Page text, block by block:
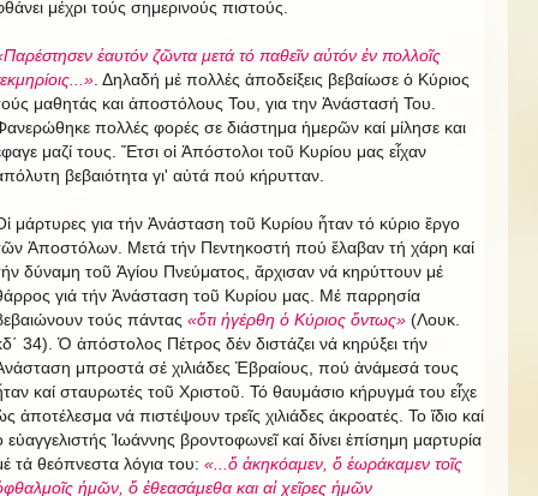
μέχρι τούς σημερινούς πιστούς.
ἑαυτόν ζῶντα μετά τό παθεῖν αὐτόν ἐν πολλοῖς
. Δηλαδή μέ πολλές ἀποδείξεις βεβαίωσε ὁ Κύριος
μαθητάς και ἀποστόλους Του, για την Ἀνάστασή Του.
πολλές φορές σε διάστημα ἡμερῶν καί μίλησε και
μαζί τους. Ἔτσι οἱ Ἀπόστολοι τοῦ Κυρίου μας εἶχαν
βεβαιότητα γι' αὐτά πού κήρυτταν.
μάρτυρες για τήν Ἀνάσταση τοῦ Κυρίου ἦταν τό κύριο ἔργο
Ἀποστόλων. Μετά τήν Πεντηκοστή πού ἔλαβαν τή χάρη καί
δύναμη τοῦ Ἁγίου Πνεύματος, ἄρχισαν νά κηρύττουν μέ
γιά τήν Ἀνάσταση τοῦ Κυρίου μας. Μέ παρρησία
τούς πάντας «ὅτι ἠγέρθη ὁ Κύριος ὄντως» (Λουκ.
34). Ὁ ἀπόστολος Πέτρος δέν διστάζει νά κηρύξει τήν
μπροστά σέ χιλιάδες Ἑβραίους, πού ἀνάμεσά τους
καί σταυρωτές τοῦ Χριστοῦ. Τό θαυμάσιο κήρυγμά του εἶχε
ἀποτέλεσμα νά πιστέψουν τρεῖς χιλιάδες ἀκροατές. Το ἴδιο καί
εὐαγγελιστής Ἰωάννης βροντοφωνεῖ καί δίνει ἐπίσημη μαρτυρία
τά θεόπνεστα λόγια του: «...ὅ ἀκηκόαμεν, ὅ ἑωράκαμεν τοῖς
ἡμῶν, ὅ ἐθεασάμεθα και αἱ χεῖρες ἡμῶν